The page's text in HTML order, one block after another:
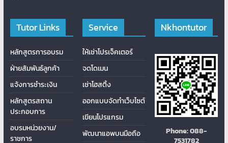
Tutor Links
หลักสูตรการอบรม
ฝ่ายสัมพันธ์ลูกค้า
แจ้งการชำระเงิน
หลักสูตรสถาน
ประกอบการ
อบรมหน่วยงาน/
ราชการ
Service
ให้เช่าโปรเจ็คเตอร์
จดโดเมน
เช่าโฮสติ้ง
ออกแบบจัดทำเว็บไซต์
เขียนโปรแกรม
พัฒนาแอพบนมือถือ
Nkhontutor
Phone:088-
7531782